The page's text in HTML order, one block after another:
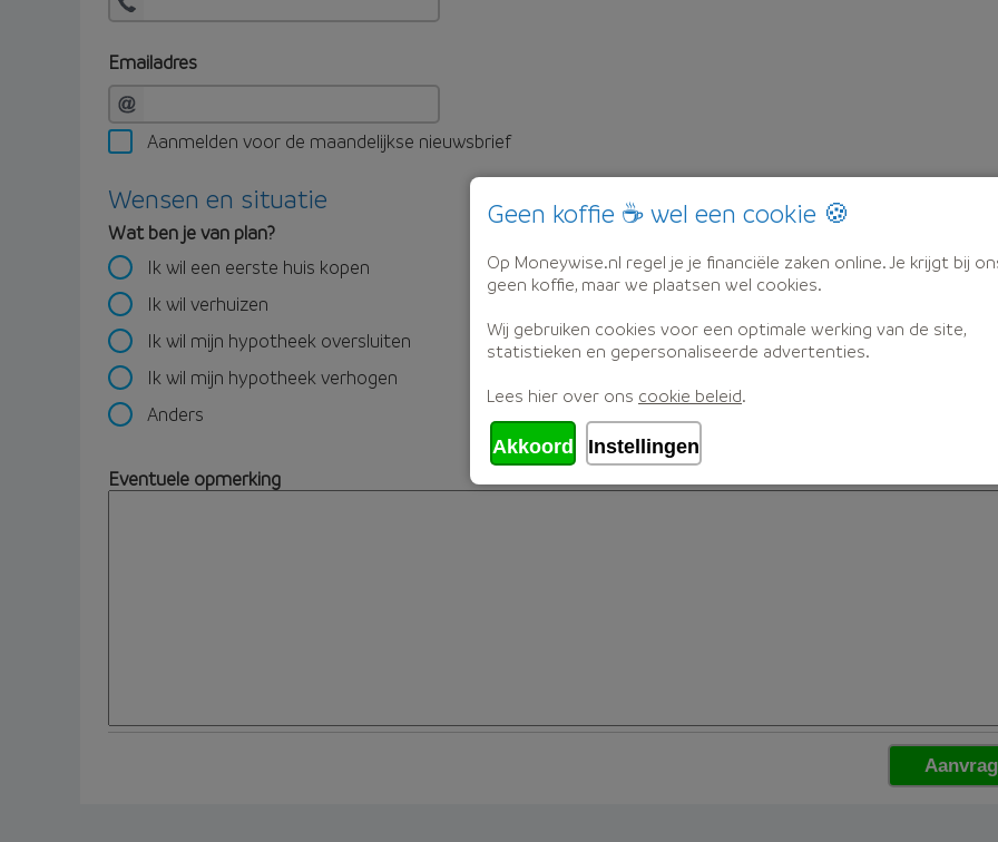
Emailadres
Aanmelden voor de maandelijkse nieuwsbrief
Wensen en situatie
Wat ben je van plan?
Ik wil een eerste huis kopen
Ik wil verhuizen
Ik wil mijn hypotheek oversluiten
Ik wil mijn hypotheek verhogen
Anders
Eventuele opmerking
Geen koffie ☕ wel een cookie 🍪
Op Moneywise.nl regel je je financiële zaken online. Je krijgt bij
geen koffie, maar we plaatsen wel cookies.
Wij gebruiken cookies voor een optimale werking van de site,
statistieken en gepersonaliseerde advertenties.
Lees hier over ons cookie beleid.
Akkoord Instellingen